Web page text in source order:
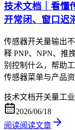
技术文档｜看懂
开常闭、窗口迟
传感器开关量输出
释 PNP、NPN、推
别控制什么，帮助
传感器菜单与产品资
技术文档开关量工
2026/06/18
阅读阅读文章